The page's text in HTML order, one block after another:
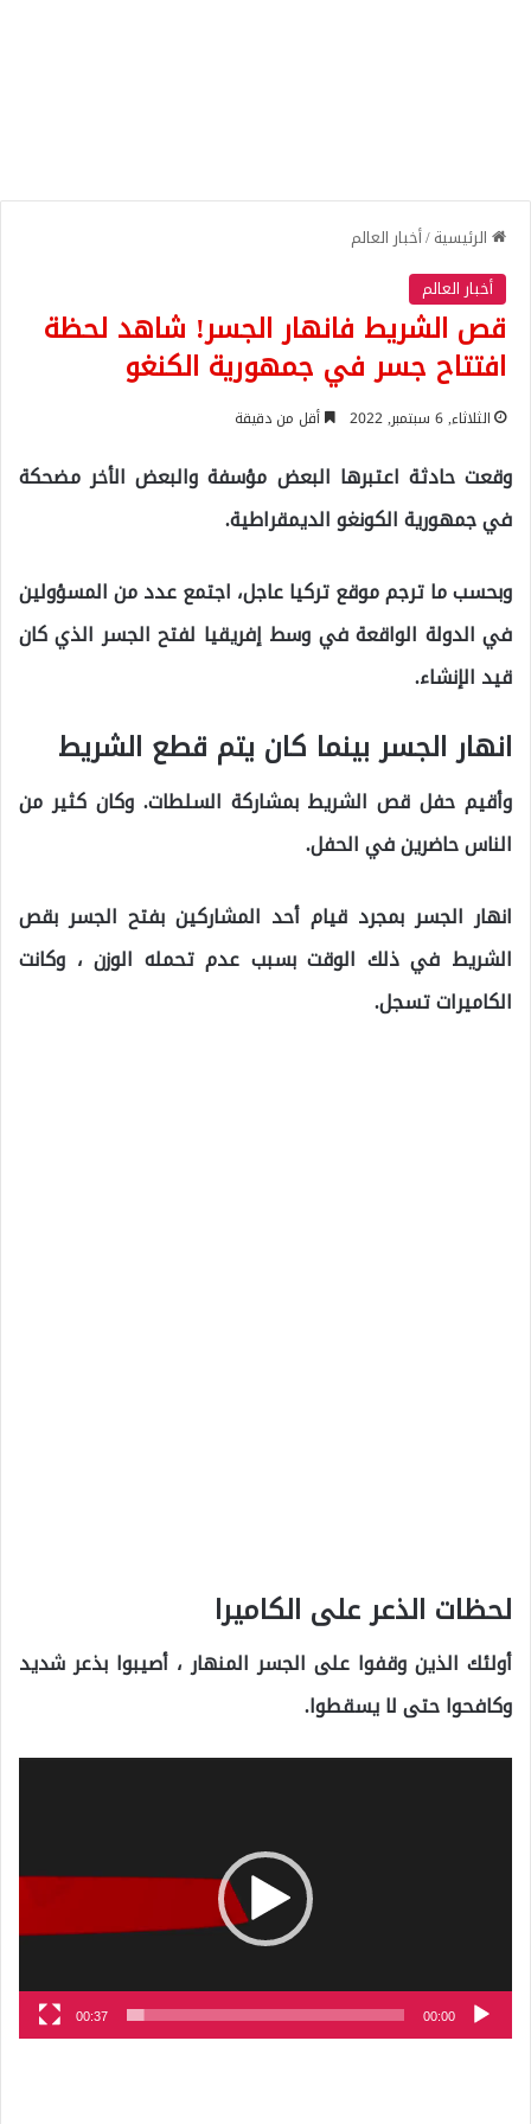
الرئيسية/أخبار العالم
أخبار العالم
قص الشريط فانهار الجسر! شاهد لحظة
افتتاح جسر في جمهورية الكنغو
الثلاثاء, 6 سبتمبر, 2022 أقل من دقيقة
وقعت حادثة اعتبرها البعض مؤسفة والبعض الأخر مضحكة
في جمهورية الكونغو الديمقراطية.
وبحسب ما ترجم موقع تركيا عاجل، اجتمع عدد من المسؤولين
في الدولة الواقعة في وسط إفريقيا لفتح الجسر الذي كان
قيد الإنشاء.
انهار الجسر بينما كان يتم قطع الشريط
وأقيم حفل قص الشريط بمشاركة السلطات. وكان كثير من
الناس حاضرين في الحفل.
انهار الجسر بمجرد قيام أحد المشاركين بفتح الجسر بقص
الشريط في ذلك الوقت بسبب عدم تحمله الوزن ، وكانت
الكاميرات تسجل.
لحظات الذعر على الكاميرا
أولئك الذين وقفوا على الجسر المنهار ، أصيبوا بذعر شديد
وكافحوا حتى لا يسقطوا.
00:00
00:37